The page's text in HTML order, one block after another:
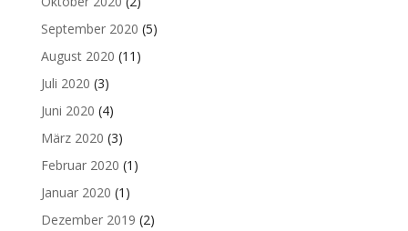
September 2020 (5)
August 2020 (11)
Juli 2020 (3)
Juni 2020 (4)
März 2020 (3)
Februar 2020 (1)
Januar 2020 (1)
Dezember 2019 (2)